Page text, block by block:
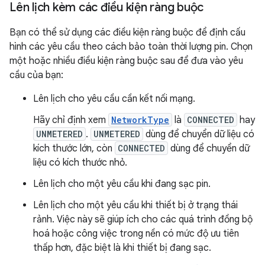
Lên lịch kèm các điều kiện ràng buộc
Bạn có thể sử dụng các điều kiện ràng buộc để định cấu
hình các yêu cầu theo cách bảo toàn thời lượng pin. Chọn
một hoặc nhiều điều kiện ràng buộc sau để đưa vào yêu
cầu của bạn:
Lên lịch cho yêu cầu cần kết nối mạng.
Hãy chỉ định xem NetworkType là CONNECTED hay
UNMETERED . UNMETERED dùng để chuyển dữ liệu có
kích thước lớn, còn CONNECTED dùng để chuyển dữ
liệu có kích thước nhỏ.
Lên lịch cho một yêu cầu khi đang sạc pin.
Lên lịch cho một yêu cầu khi thiết bị ở trạng thái
rảnh. Việc này sẽ giúp ích cho các quá trình đồng bộ
hoá hoặc công việc trong nền có mức độ ưu tiên
thấp hơn, đặc biệt là khi thiết bị đang sạc.